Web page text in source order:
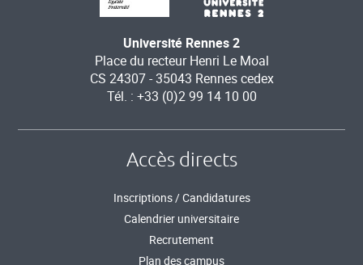
Université Rennes 2
Place du recteur Henri Le Moal
CS 24307 - 35043 Rennes cedex
Tél. : +33 (0)2 99 14 10 00
Accès directs
Inscriptions / Candidatures
Calendrier universitaire
Recrutement
Plan des campus